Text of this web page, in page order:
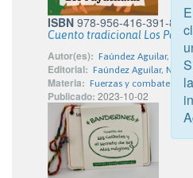
ISBN 978-956-416-391-8
Cuento tradicional Los
Autor(es): Faúndez Aguilar, Nidia
Editorial: Faúndez Aguilar, Nidia
Materia: Fuerzas y combate de
Publicado: 2023-10-02